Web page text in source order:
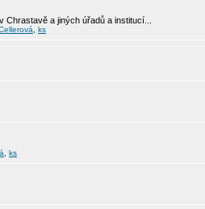
a jiných úřadů a institucí...
ks
ks